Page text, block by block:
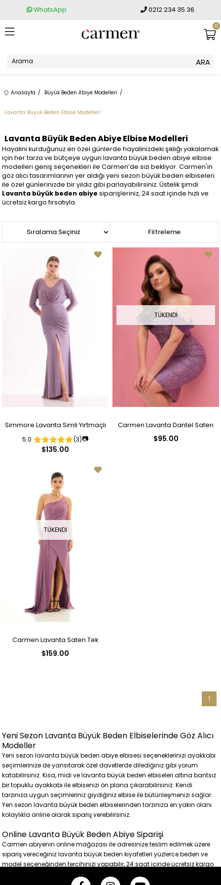
WhatsApp 0212 234 35 36
0
Anasayfa Büyük Beden Abiye Modelleri
Lavanta Büyük Beden Elbise Modelleri
Lavanta Büyük Beden Abiye Elbise Modelleri
Hayalini kurduğunuz en özel günlerde hayalinizdeki şıklığı yakalamak
için her tarza ve bütçeye uygun lavanta büyük beden abiye elbise
modelleri geniş seçenekleri ile Carmen’de sizi bekliyor. Carmen'in
göz alıcı tasarımlarının yer aldığı yeni sezon büyük beden elbiseleri
ile özel günlerinizde bir yıldız gibi parlayabilirsiniz. Üstelik şimdi
Lavanta büyük beden abiye siparişleriniz, 24 saat içinde hızlı ve
ücretsiz kargo fırsatıyla.
Filtreleme
Sıralama
Simmore Lavanta Simli Yırtmaçlı
Uzun Abiye Elbise
5.0 (3)📷
$135.00
TÜKENDI
Carmen Lavanta Dantel Saten
$95.00
TÜKENDI
Carmen Lavanta Saten Tek
$159.00
1
Yeni Sezon Lavanta Büyük Beden Elbiselerinde Göz Alıcı
Modeller
Yeni sezon lavanta büyük beden abiye elbisesi seçeneklerinizi ayakkabı
seçimlerinize de yansıtarak özel davetlerde dilediğiniz gibi yorum
katabilirsiniz. Kısa, midi ve lavanta büyük beden elbiseleri altına bantsız
bir topuklu ayakkabı ile elbisenizi ön plana çıkarabilirsiniz. Kendi
tarzınıza uygun seçimleriniz giydiğiniz elbise ile bütünleşmenizi sağlar.
Yen sezon lavanta büyük beden elbiselerinden tarzınıza en yakın olanı
kolaylıkla online olarak sipariş verebilirsiniz.
Online Lavanta Büyük Beden Abiye Siparişi
Carmen abiyenin online mağazası ile adresinize teslim edilmek üzere
sipariş vereceğiniz lavanta büyük beden kıyafetleri yüzlerce beden ve
model seçeneğinden tercihinizi yapabilir, 24 saat içinde ücretsiz kargo